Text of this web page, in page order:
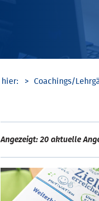
Coachings/­
Angezeigt: 20 aktuelle